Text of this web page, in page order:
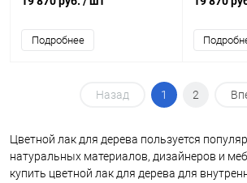
Подробнее
Назад 1 2
Цветной лак для дерева пользуется
натуральных материалов, дизайнеров и
купить цветной лак для дерева для